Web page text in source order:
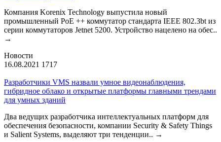
Компания Korenix Technology выпустила новый
промышленный PoE ++ коммутатор стандарта IEEE 802.3bt из
серии коммутаторов Jetnet 5200. Устройство нацелено на обес..
→
Новости
16.08.2021 1717
Разработчики VMS назвали умное видеонаблюдения,
гибридное облако и открытые платформы главными трендами
для умных зданий
Два ведущих разработчика интеллектуальных платформ для
обеспечения безопасности, компании Security & Safety Things
и Salient Systems, выделяют три тенденции.. →